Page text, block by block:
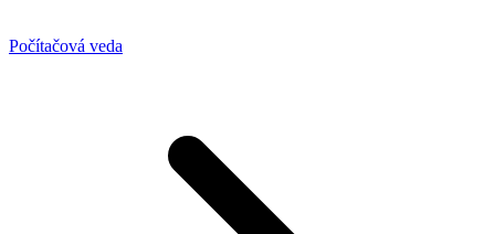
Počítačová veda